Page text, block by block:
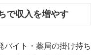
で収入を増やす
バイト・薬局の掛け持ち